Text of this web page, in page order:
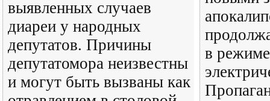
выявленных случаев
диареи у народных
депутатов. Причины
депутатомора неизвестны
и могут быть вызваны как
в